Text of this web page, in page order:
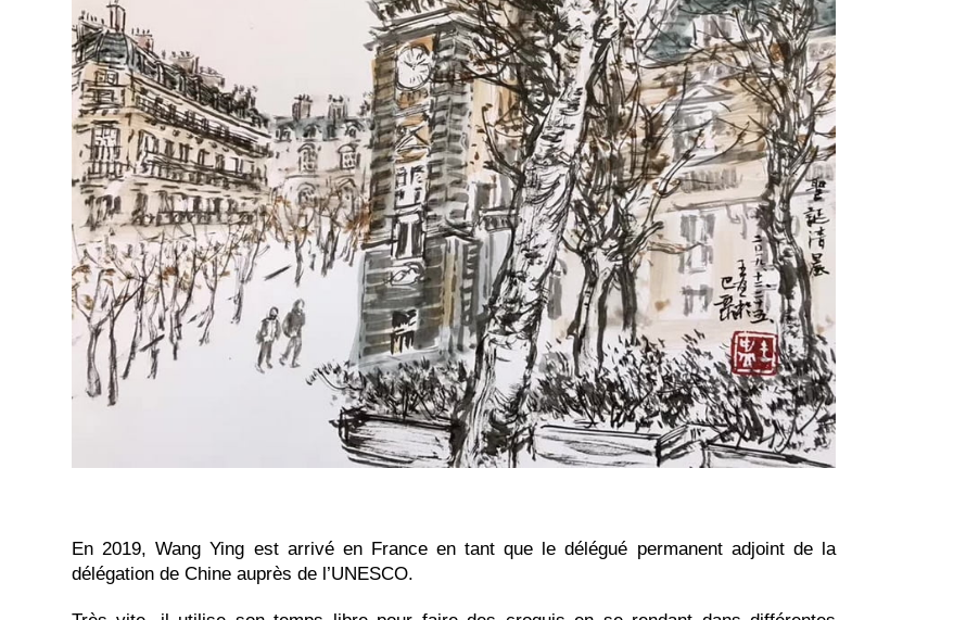
En 2019, Wang Ying est arrivé en France en tant que le délégué permanent adjoint de la
délégation de Chine auprès de l’UNESCO.